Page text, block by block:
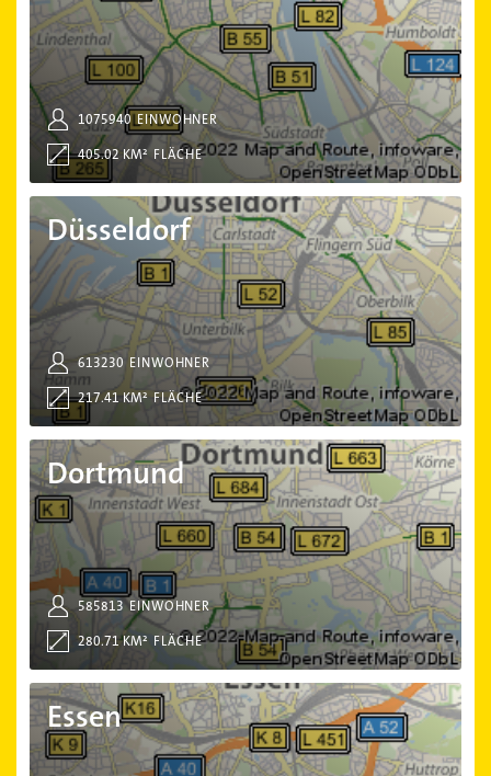
EINWOHNER
1075940
FLÄCHE
405.02 KM²
Düsseldorf
EINWOHNER
613230
FLÄCHE
217.41 KM²
Düsseldorf
Dortmund
EINWOHNER
585813
FLÄCHE
280.71 KM²
Dortmund
Essen
Essen